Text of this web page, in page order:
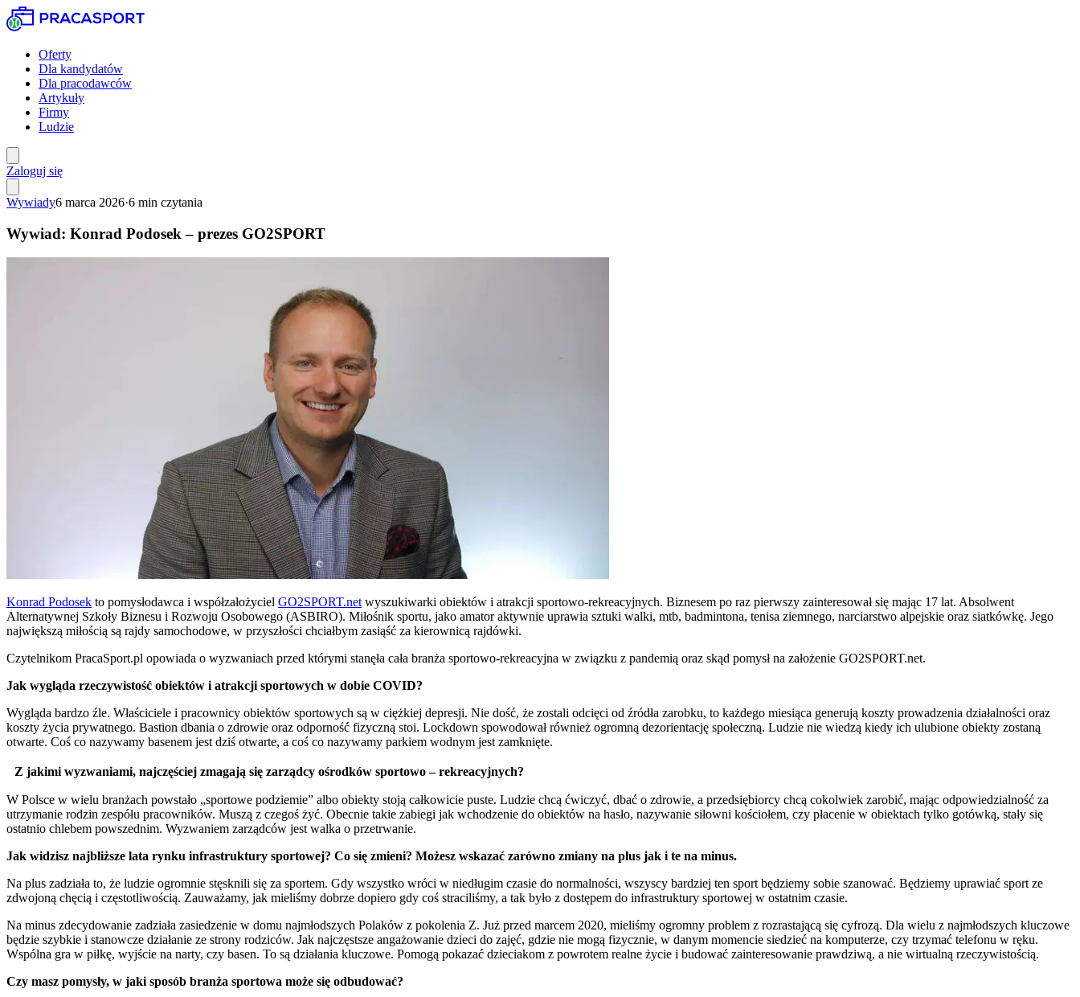
Oferty
Dla kandydatów
Dla pracodawców
Artykuły
Firmy
Ludzie
Zaloguj się
Wywiady6 marca 2026·6 min czytania
Wywiad: Konrad Podosek – prezes GO2SPORT
Konrad Podosek to pomysłodawca i współzałożyciel GO2SPORT.netwyszukiwarki obiektów i atrakcji sportowo-rekreacyjnych. Biznesem po raz pierwszy zainteresował się mając 17 lat. Absolwent
Alternatywnej Szkoły Biznesu i Rozwoju Osobowego (ASBIRO). Miłośnik sportu, jako amator aktywnie uprawia sztuki walki, mtb, badmintona, tenisa ziemnego, narciarstwo alpejskie oraz siatkówkę. Jego
największą miłością są rajdy samochodowe, w przyszłości chciałbym zasiąść za kierownicą rajdówki.
Czytelnikom PracaSport.pl opowiada o wyzwaniach przed którymi stanęła cała branża sportowo-rekreacyjna w związku z pandemią oraz skąd pomysł na założenie GO2SPORT.net.
Jak wygląda rzeczywistość obiektów i atrakcji sportowych w dobie COVID?
Wygląda bardzo źle. Właściciele i pracownicy obiektów sportowych są w ciężkiej depresji. Nie dość, że zostali odcięci od źródła zarobku, to każdego miesiąca generują koszty prowadzenia działalności oraz
koszty życia prywatnego. Bastion dbania o zdrowie oraz odporność fizyczną stoi. Lockdown spowodował również ogromną dezorientację społeczną. Ludzie nie wiedzą kiedy ich ulubione obiekty zostaną
otwarte. Coś co nazywamy basenem jest dziś otwarte, a coś co nazywamy parkiem wodnym jest zamknięte.
Z jakimi wyzwaniami, najczęściej zmagają się zarządcy ośrodków sportowo – rekreacyjnych?
W Polsce w wielu branżach powstało „sportowe podziemie” albo obiekty stoją całkowicie puste. Ludzie chcą ćwiczyć, dbać o zdrowie, a przedsiębiorcy chcą cokolwiek zarobić, mając odpowiedzialność za
utrzymanie rodzin zespółu pracowników. Muszą z czegoś żyć. Obecnie takie zabiegi jak wchodzenie do obiektów na hasło, nazywanie siłowni kościołem, czy płacenie w obiektach tylko gotówką, stały się
ostatnio chlebem powszednim. Wyzwaniem zarządców jest walka o przetrwanie.
Jak widzisz najbliższe lata rynku infrastruktury sportowej? Co się zmieni? Możesz wskazać zarówno zmiany na plus jak i te na minus.
Na plus zadziała to, że ludzie ogromnie stęsknili się za sportem. Gdy wszystko wróci w niedługim czasie do normalności, wszyscy bardziej ten sport będziemy sobie szanować. Będziemy uprawiać sport ze
zdwojoną chęcią i częstotliwością. Zauważamy, jak mieliśmy dobrze dopiero gdy coś straciliśmy, a tak było z dostępem do infrastruktury sportowej w ostatnim czasie.
Na minus zdecydowanie zadziała zasiedzenie w domu najmłodszych Polaków z pokolenia Z. Już przed marcem 2020, mieliśmy ogromny problem z rozrastającą się cyfrozą. Dla wielu z najmłodszych kluczowe
będzie szybkie i stanowcze działanie ze strony rodziców. Jak najczęstsze angażowanie dzieci do zajęć, gdzie nie mogą fizycznie, w danym momencie siedzieć na komputerze, czy trzymać telefonu w ręku.
Wspólna gra w piłkę, wyjście na narty, czy basen. To są działania kluczowe. Pomogą pokazać dzieciakom z powrotem realne życie i budować zainteresowanie prawdziwą, a nie wirtualną rzeczywistością.
Czy masz pomysły, w jaki sposób branża sportowa może się odbudować?